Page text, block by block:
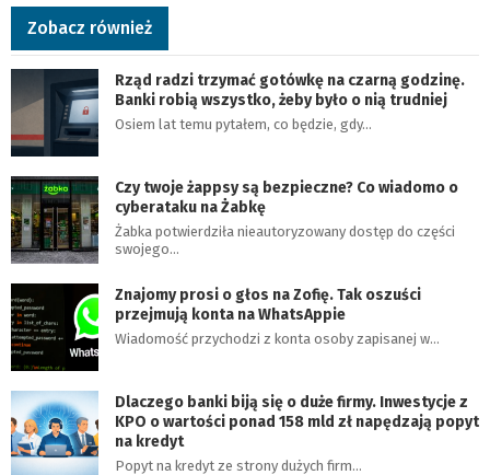
Zobacz również
Rząd radzi trzymać gotówkę na czarną godzinę.
Banki robią wszystko, żeby było o nią trudniej
Osiem lat temu pytałem, co będzie, gdy…
Czy twoje żappsy są bezpieczne? Co wiadomo o
cyberataku na Żabkę
Żabka potwierdziła nieautoryzowany dostęp do części
swojego…
Znajomy prosi o głos na Zofię. Tak oszuści
przejmują konta na WhatsAppie
Wiadomość przychodzi z konta osoby zapisanej w…
Dlaczego banki biją się o duże firmy. Inwestycje z
KPO o wartości ponad 158 mld zł napędzają popyt
na kredyt
Popyt na kredyt ze strony dużych firm…